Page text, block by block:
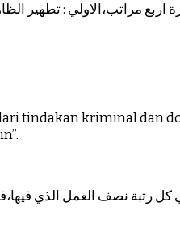
اربع مراتب،الاولي : تطهير
tindakan kriminal dan